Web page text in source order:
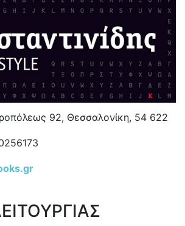
92, Θεσσαλονίκη, 54 622